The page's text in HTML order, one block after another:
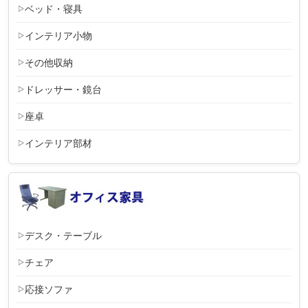
ベッド・寝具
インテリア小物
その他収納
ドレッサー・鏡台
座卓
インテリア部材
デスク・テーブル
チェア
応接ソファ